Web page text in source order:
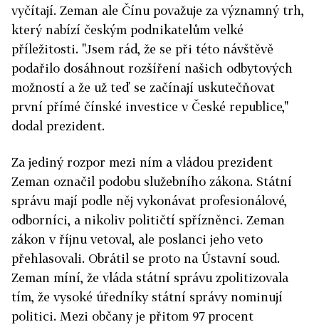
vyčítají. Zeman ale Čínu považuje za významný trh,
který nabízí českým podnikatelům velké
příležitosti. "Jsem rád, že se při této návštěvě
podařilo dosáhnout rozšíření našich odbytových
možností a že už teď se začínají uskutečňovat
první přímé čínské investice v České republice,"
dodal prezident.
Za jediný rozpor mezi ním a vládou prezident
Zeman označil podobu služebního zákona. Státní
správu mají podle něj vykonávat profesionálové,
odborníci, a nikoliv političtí spřízněnci. Zeman
zákon v říjnu vetoval, ale poslanci jeho veto
přehlasovali. Obrátil se proto na Ústavní soud.
Zeman míní, že vláda státní správu zpolitizovala
tím, že vysoké úředníky státní správy nominují
politici. Mezi občany je přitom 97 procent